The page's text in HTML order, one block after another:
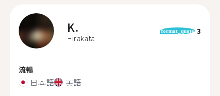
K.
Hirakata
format_quote 3
流暢
日本語 英語